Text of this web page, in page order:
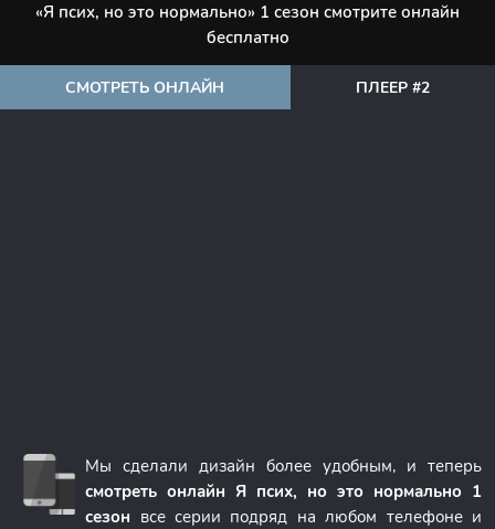
«Я псих, но это нормально» 1 сезон смотрите онлайн
бесплатно
СМОТРЕТЬ ОНЛАЙН ПЛЕЕР #2
Мы сделали дизайн более удобным, и теперь
смотреть онлайн Я псих, но это нормально 1
сезон все серии подряд на любом телефоне и